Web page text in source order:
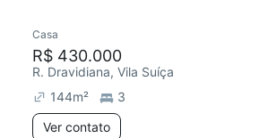
Casa
R$ 430.000
R. Dravidiana, Vila Suíça
144m²
3
Ver contato